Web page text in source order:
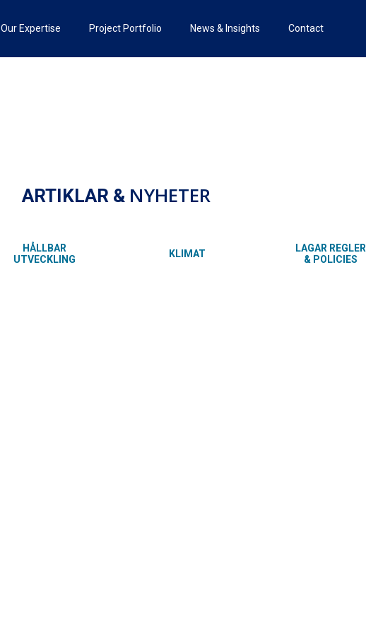
Our Expertise Project Portfolio News & Insights Contact
ARTIKLAR & NYHETER
HÅLLBAR
UTVECKLING
KLIMAT
LAGAR REGLER
& POLICIES